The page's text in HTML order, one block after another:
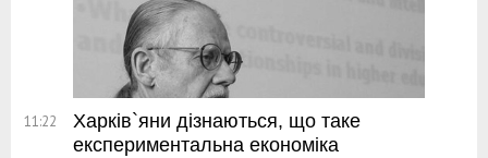
11:22
Харків`яни дізнаються, що таке
експериментальна економіка